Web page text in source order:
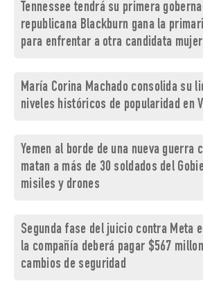
Tennessee tendrá su primera
republicana Blackburn gana la
para enfrentar a otra candidata
María Corina Machado consolida su
niveles históricos de popularidad en
Yemen al borde de una nueva guerra
matan a más de 30 soldados del
misiles y drones
Segunda fase del juicio contra Meta
la compañía deberá pagar $567
cambios de seguridad